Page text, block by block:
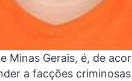
Minas Gerais, é, de
a facções